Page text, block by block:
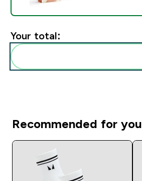
Your total:
Recommended for you